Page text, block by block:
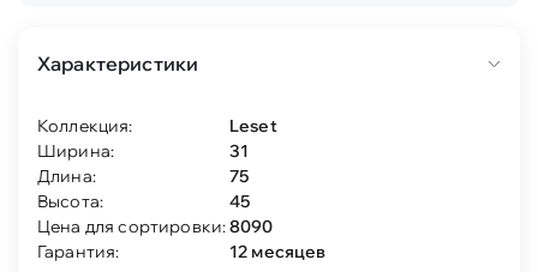
Характеристики
Коллекция:
Leset
Ширина:
31
Длина:
75
Высота:
45
Цена для сортировки:8090
Гарантия:
12 месяцев